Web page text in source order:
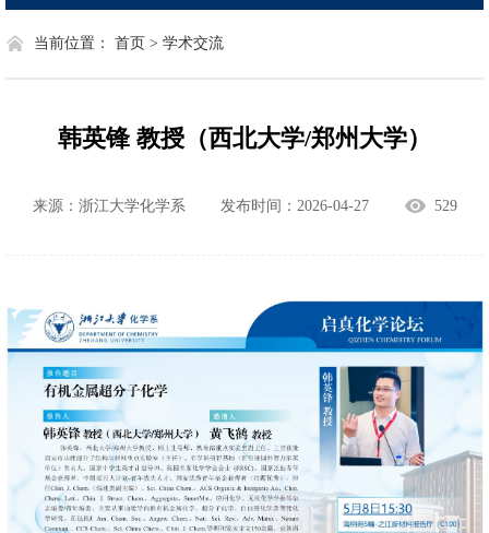
当前位置： 首页 > 学术交流
韩英锋 教授（西北大学/郑州大学）
来源：浙江大学化学系 发布时间：2026-04-27 529